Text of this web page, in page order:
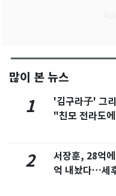
많이 본 뉴스
1
'김구라子' 그
"친모 전라도
2
서장훈, 28억
억 내놨다…세